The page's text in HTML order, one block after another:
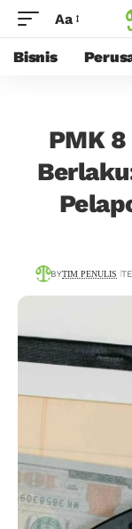
Aa
Bisnis
PMK
BYTIM PENULIS